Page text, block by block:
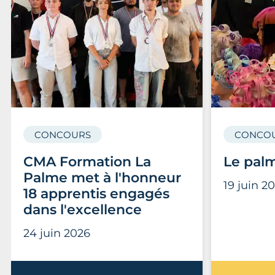
CMA Formation La
Palme met à l'honneur
18 apprentis engagés
dans l'excellence
CONCOURS
24 juin 2026
Le
19 juin